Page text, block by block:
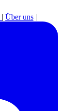
| Über uns |